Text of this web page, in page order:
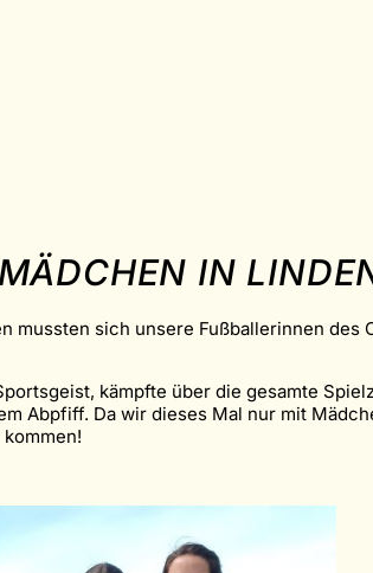
IN
sich unsere Fußballerinnen
kämpfte über die gesamte
Abpfiff. Da wir dieses Mal nur mit